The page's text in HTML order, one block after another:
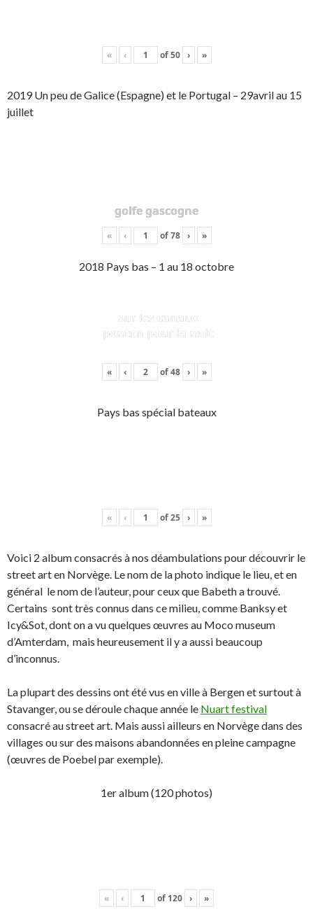
« ‹ of50 › »
2019 Un peu de Galice (Espagne) et le Portugal – 29avril au 15
juillet
golfe gascogne
« ‹ of78 › »
2018 Pays bas – 1 au 18 octobre
sur les canaux
ponton pour la nuit
« ‹ of48 › »
Pays bas spécial bateaux
« ‹ of25 › »
Voici 2 album consacrés à nos déambulations pour découvrir le
street art en Norvège. Le nom de la photo indique le lieu, et en
général le nom de l’auteur, pour ceux que Babeth a trouvé.
Certains sont très connus dans ce milieu, comme Banksy et
Icy&Sot, dont on a vu quelques œuvres au Moco museum
d’Amterdam, mais heureusement il y a aussi beaucoup
d’inconnus.
La plupart des dessins ont été vus en ville à Bergen et surtout à
Stavanger, ou se déroule chaque année le Nuart festival
consacré au street art. Mais aussi ailleurs en Norvège dans des
villages ou sur des maisons abandonnées en pleine campagne
(œuvres de Poebel par exemple).
1er album (120 photos)
« ‹ of 120 › »